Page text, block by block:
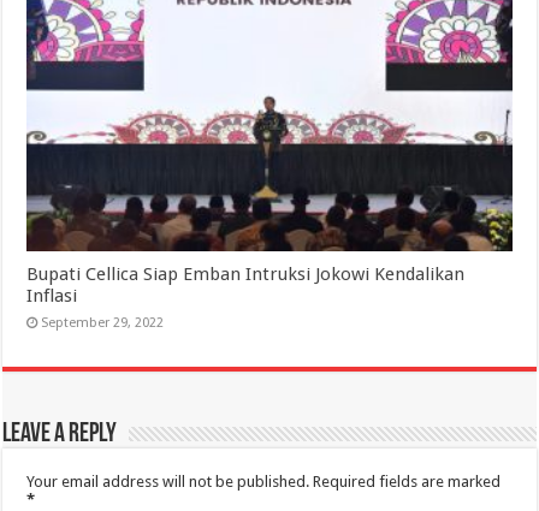
Bupati Cellica Siap Emban Intruksi Jokowi Kendalikan
Inflasi
September 29, 2022
Leave a Reply
Your email address will not be published. Required fields are marked
*